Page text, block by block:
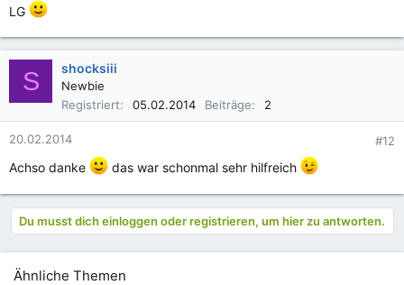
LG
S shocksiii
Newbie
Registriert
05.02.2014 Beiträge 2
20.02.2014 #12
Achso danke das war schonmal sehr hilfreich
Du musst dich einloggen oder registrieren, um hier zu antworten.
Ähnliche Themen